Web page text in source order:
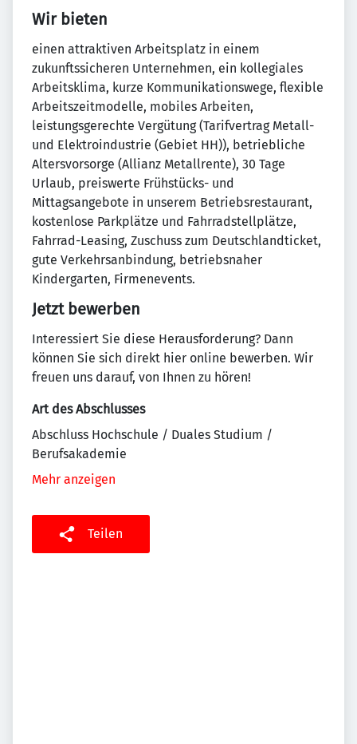
Wir bieten
einen attraktiven Arbeitsplatz in einem
zukunftssicheren Unternehmen, ein kollegiales
Arbeitsklima, kurze Kommunikationswege, flexible
Arbeitszeitmodelle, mobiles Arbeiten,
leistungsgerechte Vergütung (Tarifvertrag Metall-
und Elektroindustrie (Gebiet HH)), betriebliche
Altersvorsorge (Allianz Metallrente), 30 Tage
Urlaub, preiswerte Frühstücks- und
Mittagsangebote in unserem Betriebsrestaurant,
kostenlose Parkplätze und Fahrradstellplätze,
Fahrrad-Leasing, Zuschuss zum Deutschlandticket,
gute Verkehrsanbindung, betriebsnaher
Kindergarten, Firmenevents.
Jetzt bewerben
Interessiert Sie diese Herausforderung? Dann
können Sie sich direkt hier online bewerben. Wir
freuen uns darauf, von Ihnen zu hören!
Art des Abschlusses
Abschluss Hochschule / Duales Studium /
Berufsakademie
Mehr anzeigen
Teilen